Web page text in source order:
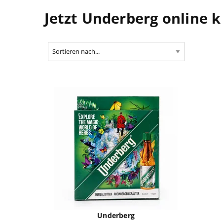
Jetzt Underberg online
Underberg